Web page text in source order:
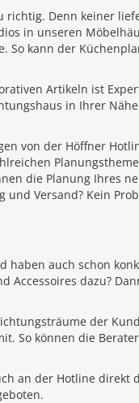
richtig. Denn keiner
in unseren
kann der
Artikeln ist
in Ihrer
von der Höffner
die Planung Ihres
Versand? Kein
auch schon
Accessoires dazu?
der
So können die
an der Hotline direkt